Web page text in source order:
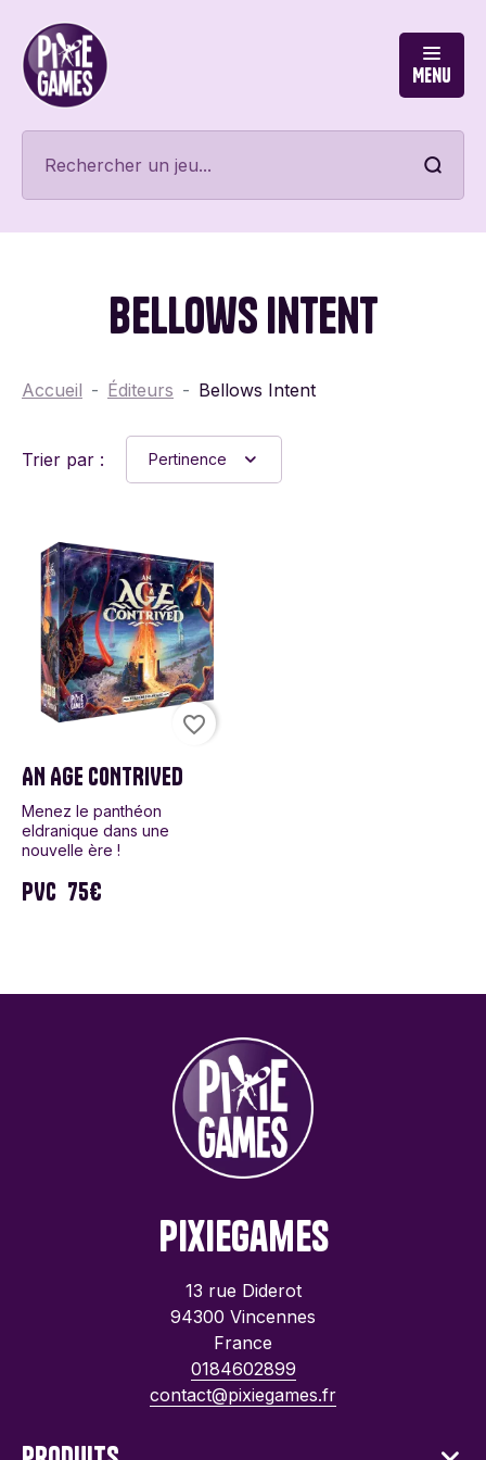
Menu
Bellows Intent
Accueil Éditeurs Bellows Intent
Trier par : Pertinence
AN AGE CONTRIVED
Menez le panthéon
eldranique dans une
nouvelle ère !
PVC 75€
favorite_border
PixieGames
13 rue Diderot
94300 Vincennes
France
0184602899
contact@pixiegames.fr